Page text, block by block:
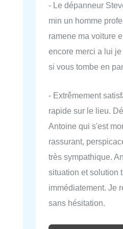
- Le dépanneur
min un homme
ramene ma voiture
encore merci a lui
si vous tombe en
- Extrêmement
rapide sur le lieu.
Antoine qui s'est
rassurant,
très sympathique.
situation et solution
immédiatement. Je
sans hésitation.